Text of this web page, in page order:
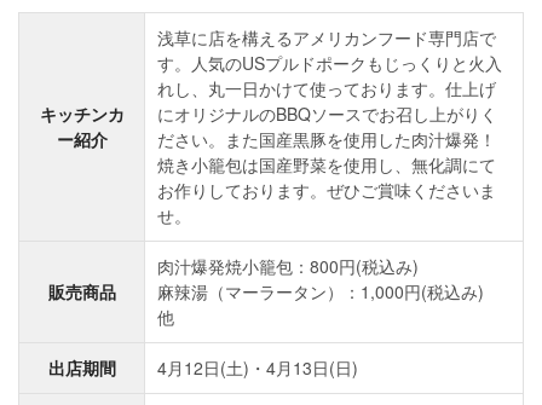
キッチンカ
ー紹介
浅草に店を構えるアメリカンフード専門店で
す。人気のUSプルドポークもじっくりと火入
れし、丸一日かけて使っております。仕上げ
にオリジナルのBBQソースでお召し上がりく
ださい。また国産黒豚を使用した肉汁爆発！
焼き小籠包は国産野菜を使用し、無化調にて
お作りしております。ぜひご賞味くださいま
せ。
販売商品
肉汁爆発焼小籠包：800円(税込み)
麻辣湯（マーラータン）：1,000円(税込み)
他
出店期間 4月12日(土)・4月13日(日)